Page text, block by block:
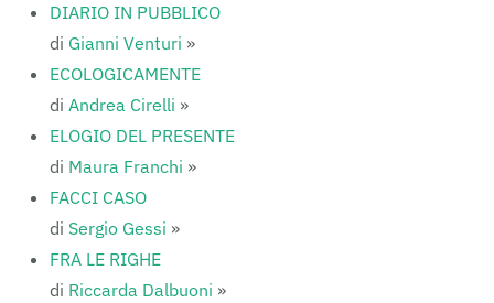
DIARIO IN PUBBLICO
di Gianni Venturi »
ECOLOGICAMENTE
di Andrea Cirelli »
ELOGIO DEL PRESENTE
di Maura Franchi »
FACCI CASO
di Sergio Gessi »
FRA LE RIGHE
di Riccarda Dalbuoni »